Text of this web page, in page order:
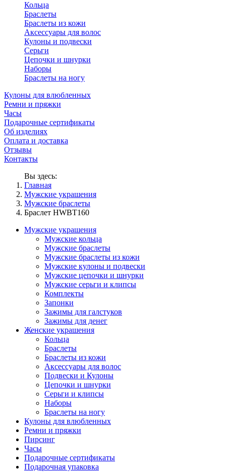
Кольца
Браслеты
Браслеты из кожи
Аксессуары для волос
Кулоны и подвески
Серьги
Цепочки и шнурки
Наборы
Браслеты на ногу
Кулоны для влюбленных
Ремни и пряжки
Часы
Подарочные сертификаты
Об изделиях
Оплата и доставка
Отзывы
Контакты
Вы здесь:
Главная
Мужские украшения
Мужские браслеты
Браслет HWBT160
Мужские украшения
Мужские кольца
Мужские браслеты
Мужские браслеты из кожи
Мужские кулоны и подвески
Мужские цепочки и шнурки
Мужские серьги и клипсы
Комплекты
Запонки
Зажимы для галстуков
Зажимы для денег
Женские украшения
Кольца
Браслеты
Браслеты из кожи
Аксессуары для волос
Подвески и Кулоны
Цепочки и шнурки
Серьги и клипсы
Наборы
Браслеты на ногу
Кулоны для влюбленных
Ремни и пряжки
Пирсинг
Часы
Подарочные сертификаты
Подарочная упаковка